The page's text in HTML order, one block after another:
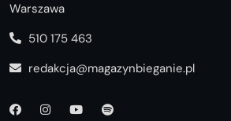
Warszawa
510 175 463
redakcja@magazynbieganie.pl